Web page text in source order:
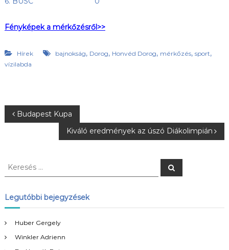
Fényképek a mérkőzésről>>
Hírek bajnokság, Dorog, Honvéd Dorog, mérkőzés, sport,
vízilabda
B
g
y
Budapest Kupa
Kiváló eredmények az úszó Diákolimpián
K
e
s
s
:
K
e
s
Legutóbbi bejegyzések
Huber Gergely
Winkler Adrienn